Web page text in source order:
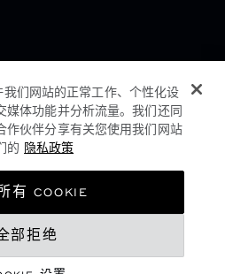
们网站的正常工作、个性化设
媒体功能并分析流量。我们还同
作伙伴分享有关您使用我们网站
的 隐私政策
部拒绝
有 COOKIE